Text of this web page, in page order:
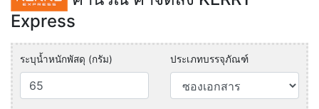
Express
ระบุน้ำหนักพัสดุ (กรัม) ประเภทบรรจุภัณฑ์